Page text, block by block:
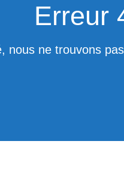
Erreur
nous ne trouvons